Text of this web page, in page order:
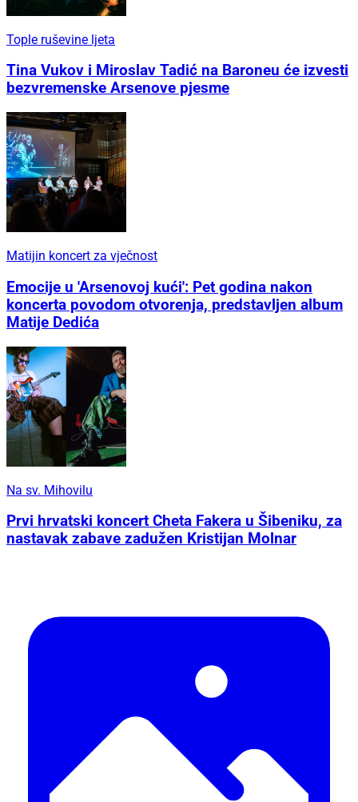
Tople ruševine ljeta
Tina Vukov i Miroslav Tadić na Baroneu će izvesti
bezvremenske Arsenove pjesme
Matijin koncert za vječnost
Emocije u 'Arsenovoj kući': Pet godina nakon
koncerta povodom otvorenja, predstavljen album
Matije Dedića
Na sv. Mihovilu
Prvi hrvatski koncert Cheta Fakera u Šibeniku, za
nastavak zabave zadužen Kristijan Molnar